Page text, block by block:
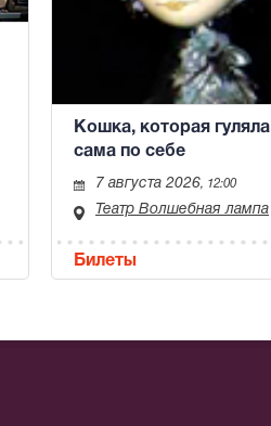
Кошка, которая гуляла
сама по себе
7 августа 2026, 12:00
Театр Волшебная лампа
Билеты